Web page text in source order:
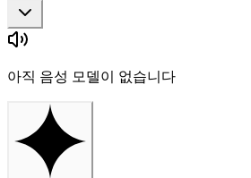
아직 음성 모델이 없습니다